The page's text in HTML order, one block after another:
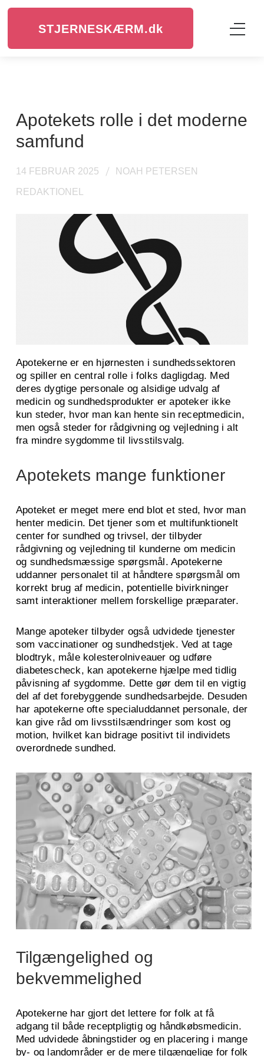
STJERNESKÆRM.dk
Apotekets rolle i det moderne
samfund
14 FEBRUAR 2025 NOAH PETERSEN
REDAKTIONEL
Apotekerne er en hjørnesten i sundhedssektoren
og spiller en central rolle i folks dagligdag. Med
deres dygtige personale og alsidige udvalg af
medicin og sundhedsprodukter er apoteker ikke
kun steder, hvor man kan hente sin receptmedicin,
men også steder for rådgivning og vejledning i alt
fra mindre sygdomme til livsstilsvalg.
Apotekets mange funktioner
Apoteket er meget mere end blot et sted, hvor man
henter medicin. Det tjener som et multifunktionelt
center for sundhed og trivsel, der tilbyder
rådgivning og vejledning til kunderne om medicin
og sundhedsmæssige spørgsmål. Apotekerne
uddanner personalet til at håndtere spørgsmål om
korrekt brug af medicin, potentielle bivirkninger
samt interaktioner mellem forskellige præparater.
Mange apoteker tilbyder også udvidede tjenester
som vaccinationer og sundhedstjek. Ved at tage
blodtryk, måle kolesterolniveauer og udføre
diabetescheck, kan apotekerne hjælpe med tidlig
påvisning af sygdomme. Dette gør dem til en vigtig
del af det forebyggende sundhedsarbejde. Desuden
har apotekerne ofte specialuddannet personale, der
kan give råd om livsstilsændringer som kost og
motion, hvilket kan bidrage positivt til individets
overordnede sundhed.
Tilgængelighed og
bekvemmelighed
Apotekerne har gjort det lettere for folk at få
adgang til både receptpligtig og håndkøbsmedicin.
Med udvidede åbningstider og en placering i mange
by- og landområder er de mere tilgængelige for folk